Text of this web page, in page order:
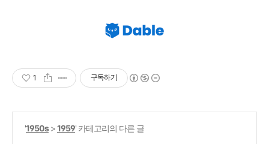
1 구독하기
'1950s>1959' 카테고리의 다른 글